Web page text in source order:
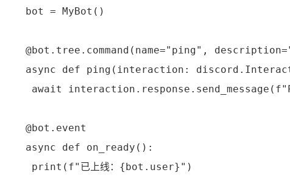
bot = MyBot()
@bot.tree.command(name="ping", description="
async def ping(interaction:
await
@bot.event
async def on_ready():
print(f"已上线：{bot.user}")